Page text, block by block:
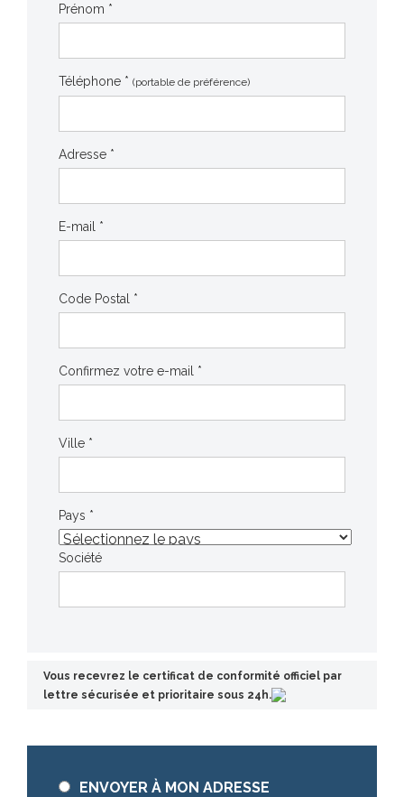
Prénom *
Téléphone * (portable de préférence)
Adresse *
E-mail *
Code Postal *
Confirmez votre e-mail *
Ville *
Pays *
Société
Vous recevrez le certificat de conformité officiel par
lettre sécurisée et prioritaire sous 24h.
ENVOYER À MON ADRESSE